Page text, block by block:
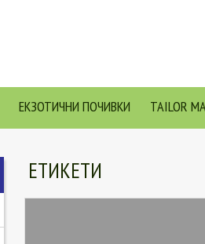
ЕКЗОТИЧНИ ПОЧИВКИ TAILOR
ЕТИКЕТИ